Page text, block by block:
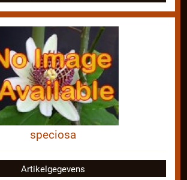
speciosa
Artikelgegevens